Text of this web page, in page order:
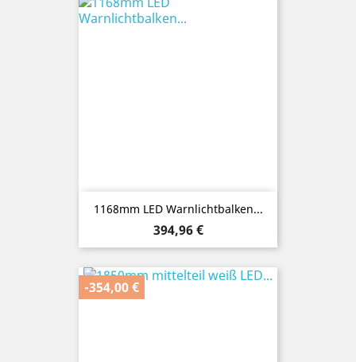
1168mm LED Warnlichtbalken...
Preis
394,96 €
-354,00 €